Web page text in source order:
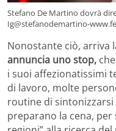
Stefano De Martino dovrà
Ig@stefanodemartino-
Nonostante ciò, arriva
annuncia uno stop,
i suoi affezionatissimi
di lavoro, molte
routine di
preparano la cena, per